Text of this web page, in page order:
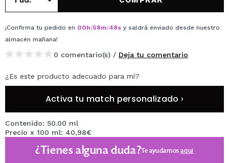
¡Confirma tu pedido en 00h:58m:48s y saldrá enviado desde nuestro
almacén mañana!
0 comentario(s) / Deja tu comentario
¿Es este producto adecuado para mí?
Activa tu match personalizado ›
Contenido: 50.00 ml
Precio x 100 ml: 40,98€
¿Tienes alguna duda?Te ayudamosaquí